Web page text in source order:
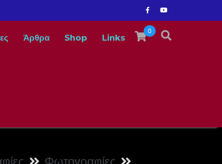
0
Άρθρα Shop Links